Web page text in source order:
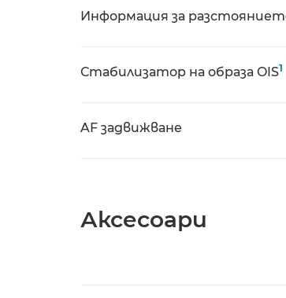
Информация за
Стабилизатор на образа OIS1
AF задвижване
Аксесоари